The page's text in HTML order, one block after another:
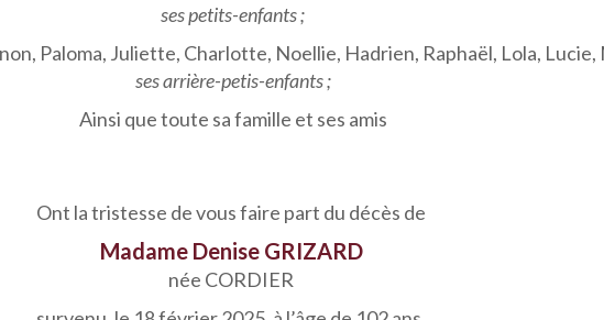
ses petits-enfants ;
Paloma, Juliette, Charlotte, Noellie, Hadrien, Raphaël, Lola, Lucie,
ses arrière-petis-enfants ;
Ainsi que toute sa famille et ses amis
Ont la tristesse de vous faire part du décès de
Madame Denise GRIZARD
née CORDIER